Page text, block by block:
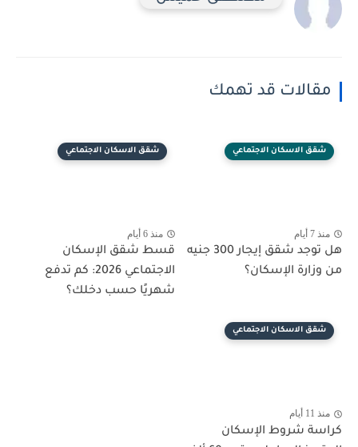
مقالات قد تهمك
شقق الاسكان الاجتماعي
منذ 7 أيام
هل توجد شقق إيجار 300 جنيه
من وزارة الإسكان؟
شقق الاسكان الاجتماعي
منذ 6 أيام
قسط شقق الإسكان
الاجتماعي 2026: كم تدفع
شهريًا حسب دخلك؟
شقق الاسكان الاجتماعي
منذ 11 أيام
كراسة شروط الإسكان